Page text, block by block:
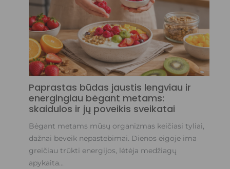
Paprastas būdas jaustis lengviau ir
energingiau bėgant metams:
skaidulos ir jų poveikis sveikatai
Bėgant metams mūsų organizmas keičiasi tyliai,
dažnai beveik nepastebimai. Dienos eigoje ima
greičiau trūkti energijos, lėtėja medžiagų
apykaita...